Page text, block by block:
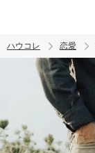
トレンド ワード
恋愛
ハウコレ 恋愛